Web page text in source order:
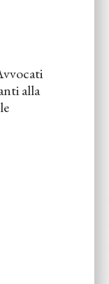
alla